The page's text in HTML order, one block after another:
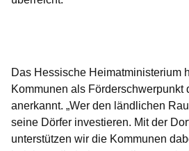
Das Hessische Heimatministerium
Kommunen als Förderschwerpunkt
anerkannt. „Wer den ländlichen
seine Dörfer investieren. Mit der
unterstützen wir die Kommunen